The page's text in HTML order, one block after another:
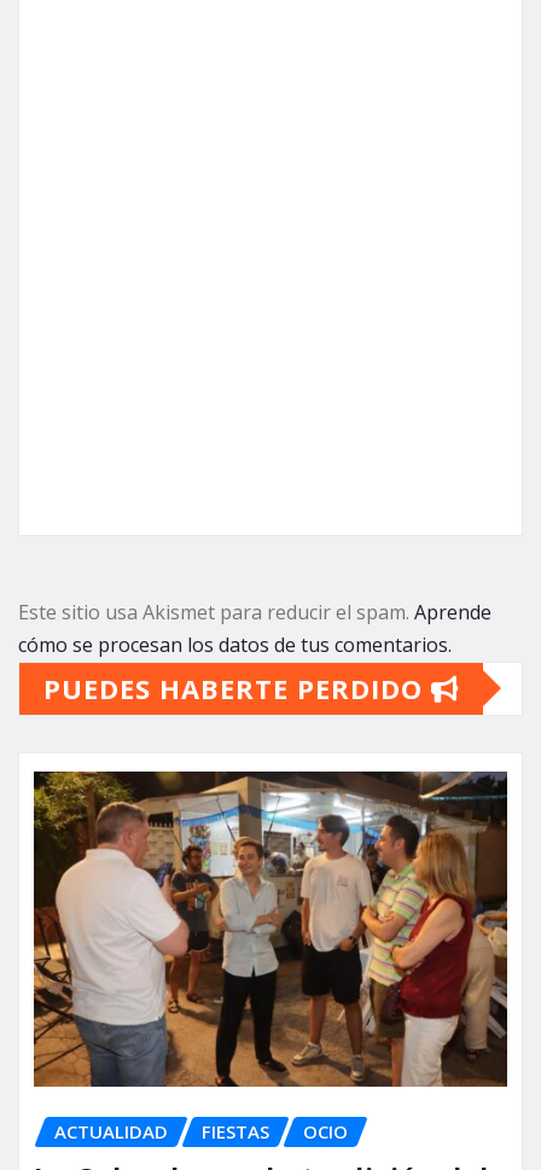
Este sitio usa Akismet para reducir el spam. Aprende
cómo se procesan los datos de tus comentarios.
PUEDES HABERTE PERDIDO
ACTUALIDAD FIESTAS OCIO